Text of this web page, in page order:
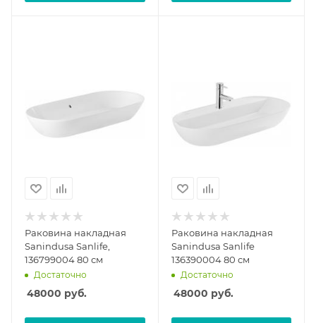
Раковина накладная
Sanindusa Sanlife,
136799004 80 см
Достаточно
48000 руб.
Раковина накладная
Sanindusa Sanlife
136390004 80 см
Достаточно
48000 руб.